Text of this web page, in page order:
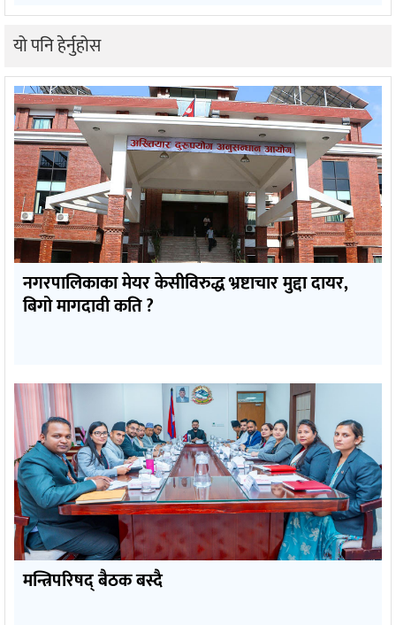
यो पनि हेर्नुहोस
नगरपालिकाका मेयर केसीविरुद्ध भ्रष्टाचार मुद्दा दायर,
बिगो मागदावी कति ?
मन्त्रिपरिषद् बैठक बस्दै